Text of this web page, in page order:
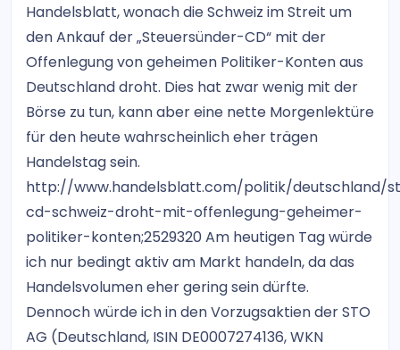
Handelsblatt, wonach die Schweiz im Streit um
den Ankauf der „Steuersünder-CD“ mit der
Offenlegung von geheimen Politiker-Konten aus
Deutschland droht. Dies hat zwar wenig mit der
Börse zu tun, kann aber eine nette Morgenlektüre
für den heute wahrscheinlich eher trägen
Handelstag sein.
http://www.handelsblatt.com/politik/deutschland/
cd-schweiz-droht-mit-offenlegung-geheimer-
politiker-konten;2529320 Am heutigen Tag würde
ich nur bedingt aktiv am Markt handeln, da das
Handelsvolumen eher gering sein dürfte.
Dennoch würde ich in den Vorzugsaktien der STO
AG (Deutschland, ISIN DE0007274136, WKN